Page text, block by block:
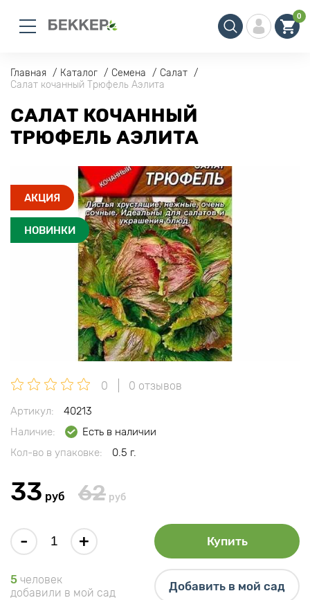
0
Главная Каталог Семена
Салат
Салат кочанный Трюфель Аэлита
САЛАТ КОЧАННЫЙ
ТРЮФЕЛЬ АЭЛИТА
АКЦИЯ
НОВИНКИ
0 0 отзывов
Артикул:
40213
Наличие:
Есть в наличии
Кол-во в упаковке:
0.5 г.
33 руб 62 руб
- + Купить
5 человек
добавили в мой сад
Добавить в мой сад